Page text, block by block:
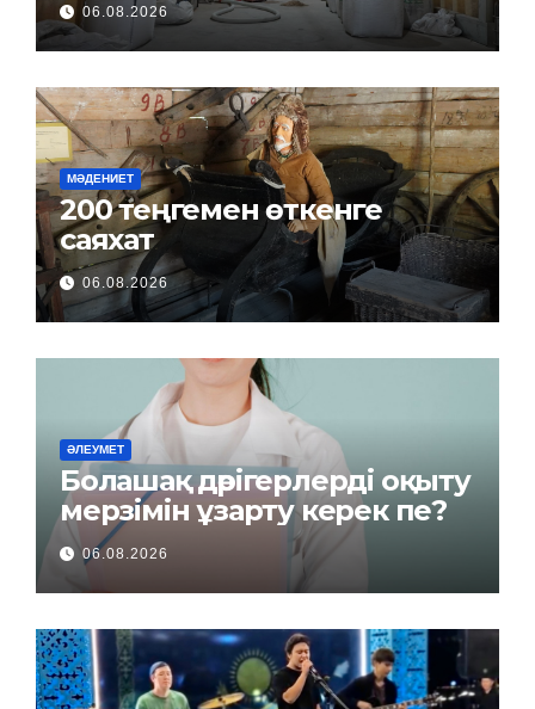
06.08.2026
МӘДЕНИЕТ
200 теңгемен өткенге
саяхат
06.08.2026
ӘЛЕУМЕТ
Болашақ дәрігерлерді оқыту
мерзімін ұзарту керек пе?
06.08.2026